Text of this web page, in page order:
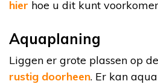
hier hoe u dit kunt
Aquaplaning
Liggen er grote plassen op
rustig doorheen. Er kan